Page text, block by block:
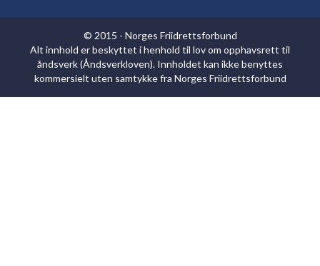
© 2015 - Norges Friidrettsforbund
Alt innhold er beskyttet i henhold til lov om opphavsrett til
åndsverk (Åndsverkloven). Innholdet kan ikke benyttes
kommersielt uten samtykke fra Norges Friidrettsforbund